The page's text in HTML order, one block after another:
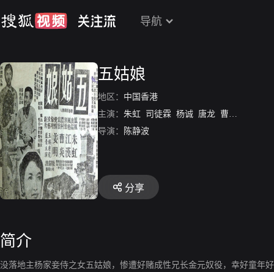
导航
五姑娘
地区： 中国香港
主演： 朱虹 司徒霖 杨诚 唐龙 曹炎
导演：
陈静波
分享
简介
没落地主杨家妾侍之女五姑娘，惨遭好赌成性兄长金元奴役，幸好童年